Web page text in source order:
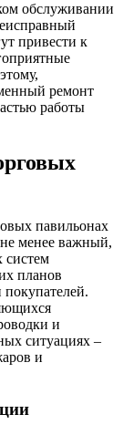
обслуживании
привести к
ремонт
работы
павильонах
менее важный,
систем
планов
покупателей.
и
ситуациях –
и